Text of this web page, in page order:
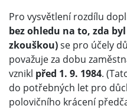
Pro vysvětlení rozdílu
bez ohledu na to, zda
zkouškou)se pro účely
považuje za dobu
vznikl před 1. 9. 1984.
do potřebných let pro
polovičního krácení